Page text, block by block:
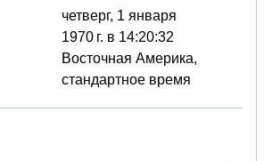
четверг, 1 января
1970 г. в 14:20:32
Восточная Америка,
стандартное время